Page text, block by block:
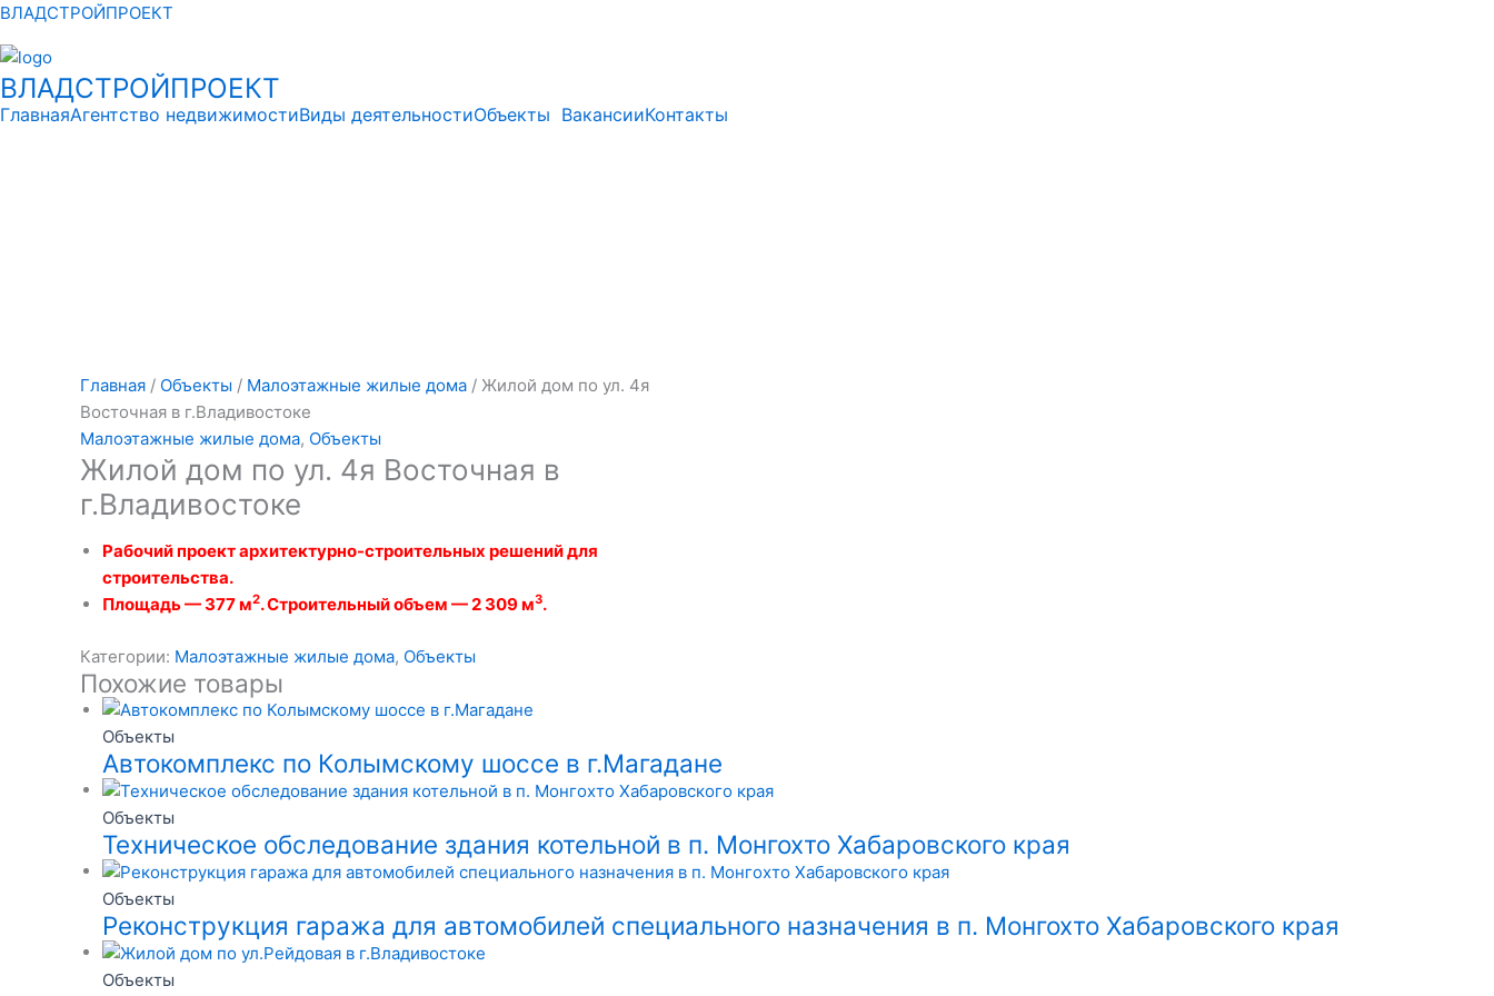
Перейти
содержимому
ВЛАДСТРОЙПРОЕКТ
ВЛАДСТРОЙПРОЕКТ
ГлавнаяАгентство недвижимостиВиды деятельностиОбъекты ВакансииКонтакты
Главная / Объекты / Малоэтажные жилые дома / Жилой дом по ул. 4я
Восточная в г.Владивостоке
Малоэтажные жилые дома, Объекты
Жилой дом по ул. 4я Восточная в
г.Владивостоке
Рабочий проект архитектурно-строительных решений для
строительства.
Площадь — 377 м2. Строительный объем — 2 309 м3.
Категории: Малоэтажные жилые дома, Объекты
Похожие товары
Объекты
Автокомплекс по Колымскому шоссе в г.Магадане
Объекты
Техническое обследование здания котельной в п. Монгохто Хабаровского края
Объекты
Реконструкция гаража для автомобилей специального назначения в п. Монгохто Хабаровского края
Объекты